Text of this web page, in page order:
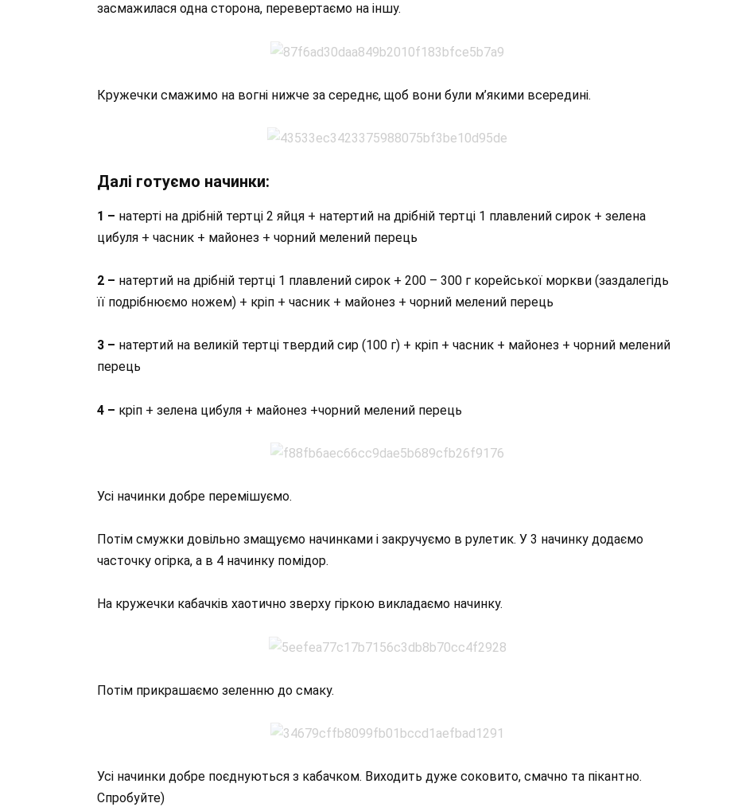
засмажилася одна сторона, перевертаємо на іншу.
Кружечки смажимо на вогні нижче за середнє, щоб вони були м’якими всередині.
Далі готуємо начинки:
1 – натерті на дрібній тертці 2 яйця + натертий на дрібній тертці 1 плавлений сирок + зелена
цибуля + часник + майонез + чорний мелений перець
2 – натертий на дрібній тертці 1 плавлений сирок + 200 – 300 г корейської моркви (заздалегідь
її подрібнюємо ножем) + кріп + часник + майонез + чорний мелений перець
3 – натертий на великій тертці твердий сир (100 г) + кріп + часник + майонез + чорний мелений
перець
4 – кріп + зелена цибуля + майонез +чорний мелений перець
Усі начинки добре перемішуємо.
Потім смужки довільно змащуємо начинками і закручуємо в рулетик. У 3 начинку додаємо
часточку огірка, а в 4 начинку помідор.
На кружечки кабачків хаотично зверху гіркою викладаємо начинку.
Потім прикрашаємо зеленню до смаку.
Усі начинки добре поєднуються з кабачком. Виходить дуже соковито, смачно та пікантно.
Спробуйте)